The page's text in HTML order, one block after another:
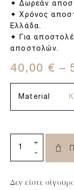
✦ Δωρεάν
✦ Χρόνος
Ελλάδα.
✦ Για
αποστολών.
40,00 € –
Material
-
+
Δεν είστε